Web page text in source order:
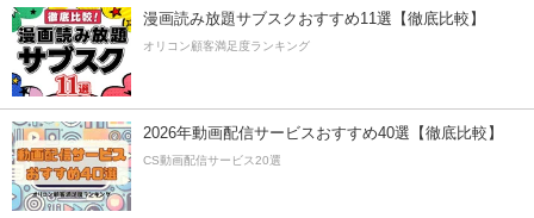
漫画読み放題サブスクおすすめ11選【徹底比較】
オリコン顧客満足度ランキング
2026年動画配信サービスおすすめ40選【徹底比較】
CS動画配信サービス20選